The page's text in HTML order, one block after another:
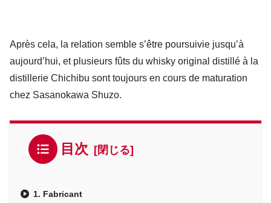
Après cela, la relation semble s’être poursuivie jusqu’à
aujourd’hui, et plusieurs fûts du whisky original distillé à la
distillerie Chichibu sont toujours en cours de maturation
chez Sasanokawa Shuzo.
目次
1. Fabricant